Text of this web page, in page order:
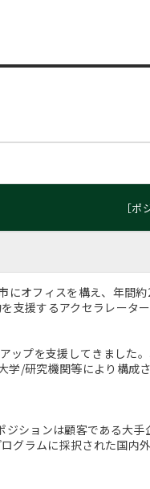
［
にオフィスを構え、年間
支援するアクセラレータ
ップを支援してきました
学/研究機関等により構成
ションは顧客である大手
グラムに採択された国内